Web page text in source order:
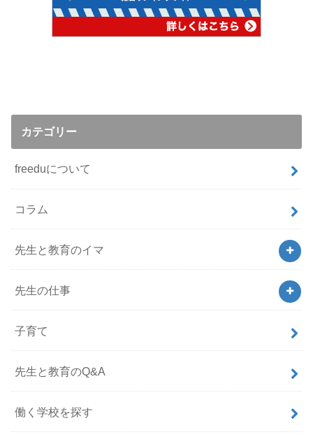
カテゴリー
freeduについて
コラム
先生と教育のイマ
先生の仕事
子育て
先生と教育のQ&A
働く学校を探す